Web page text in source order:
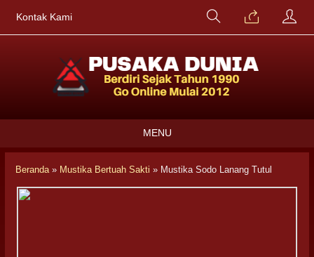
Kontak Kami
MENU
Beranda» Mustika Bertuah Sakti » Mustika Sodo Lanang Tutul